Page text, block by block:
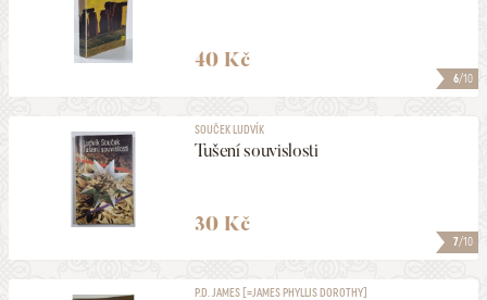
6/10
40 Kč
7/10
SOUČEK LUDVÍK
Tušení souvislosti
30 Kč
P.D. JAMES [=JAMES PHYLLIS DOROTHY]